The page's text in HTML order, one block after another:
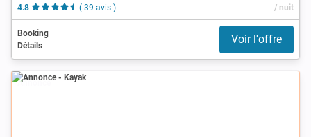
4.8
( 39 avis ) / nuit
Booking
Détails
Voir l'offre
Annonce